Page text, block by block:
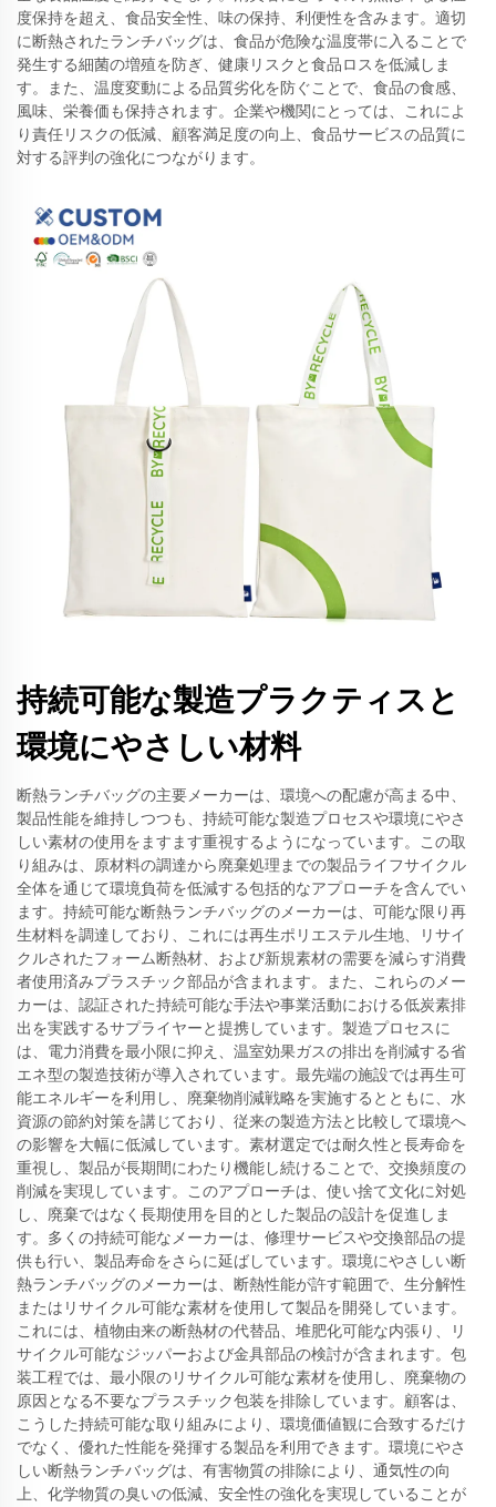
度保持を超え、食品安全性、味の保持、利便性を含みます。適切
に断熱されたランチバッグは、食品が危険な温度帯に入ることで
発生する細菌の増殖を防ぎ、健康リスクと食品ロスを低減しま
す。また、温度変動による品質劣化を防ぐことで、食品の食感、
風味、栄養価も保持されます。企業や機関にとっては、これによ
り責任リスクの低減、顧客満足度の向上、食品サービスの品質に
対する評判の強化につながります。
持続可能な製造プラクティスと
環境にやさしい材料
断熱ランチバッグの主要メーカーは、環境への配慮が高まる中、
製品性能を維持しつつも、持続可能な製造プロセスや環境にやさ
しい素材の使用をますます重視するようになっています。この取
り組みは、原材料の調達から廃棄処理までの製品ライフサイクル
全体を通じて環境負荷を低減する包括的なアプローチを含んでい
ます。持続可能な断熱ランチバッグのメーカーは、可能な限り再
生材料を調達しており、これには再生ポリエステル生地、リサイ
クルされたフォーム断熱材、および新規素材の需要を減らす消費
者使用済みプラスチック部品が含まれます。また、これらのメー
カーは、認証された持続可能な手法や事業活動における低炭素排
出を実践するサプライヤーと提携しています。製造プロセスに
は、電力消費を最小限に抑え、温室効果ガスの排出を削減する省
エネ型の製造技術が導入されています。最先端の施設では再生可
能エネルギーを利用し、廃棄物削減戦略を実施するとともに、水
資源の節約対策を講じており、従来の製造方法と比較して環境へ
の影響を大幅に低減しています。素材選定では耐久性と長寿命を
重視し、製品が長期間にわたり機能し続けることで、交換頻度の
削減を実現しています。このアプローチは、使い捨て文化に対処
し、廃棄ではなく長期使用を目的とした製品の設計を促進しま
す。多くの持続可能なメーカーは、修理サービスや交換部品の提
供も行い、製品寿命をさらに延ばしています。環境にやさしい断
熱ランチバッグのメーカーは、断熱性能が許す範囲で、生分解性
またはリサイクル可能な素材を使用して製品を開発しています。
これには、植物由来の断熱材の代替品、堆肥化可能な内張り、リ
サイクル可能なジッパーおよび金具部品の検討が含まれます。包
装工程では、最小限のリサイクル可能な素材を使用し、廃棄物の
原因となる不要なプラスチック包装を排除しています。顧客は、
こうした持続可能な取り組みにより、環境価値観に合致するだけ
でなく、優れた性能を発揮する製品を利用できます。環境にやさ
しい断熱ランチバッグは、有害物質の排除により、通気性の向
上、化学物質の臭いの低減、安全性の強化を実現していることが